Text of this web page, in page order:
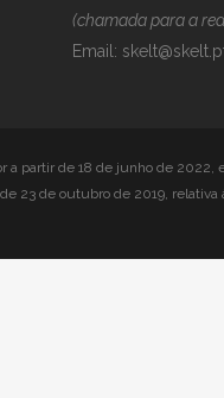
(chamada para a
Email:
partir de 18 de junho de
23 de outubro de 2019,